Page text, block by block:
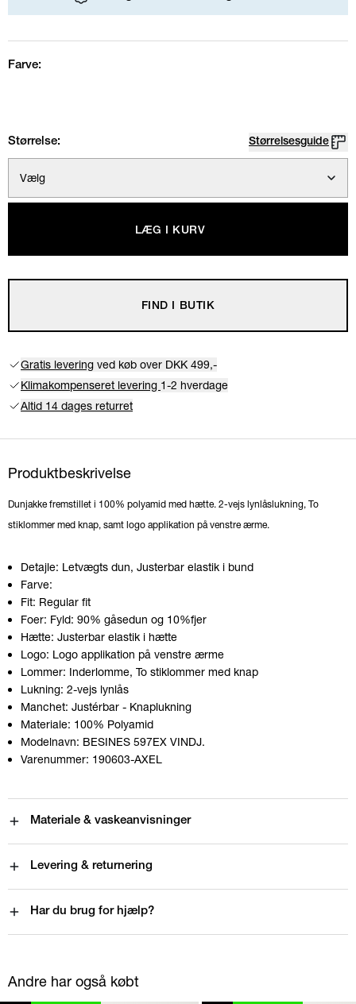
Farve:
Størrelse: Størrelsesguide
Vælg
LÆG I KURV
FIND I BUTIK
Gratis levering ved køb over DKK 499,-
Klimakompenseret levering 1-2 hverdage
Altid 14 dages returret
Produktbeskrivelse
Dunjakke fremstillet i 100% polyamid med hætte. 2-vejs lynlåslukning, To
stiklommer med knap, samt logo applikation på venstre ærme.
Detajle: Letvægts dun, Justerbar elastik i bund
Farve:
Fit: Regular fit
Foer: Fyld: 90% gåsedun og 10%fjer
Hætte: Justerbar elastik i hætte
Logo: Logo applikation på venstre ærme
Lommer: Inderlomme, To stiklommer med knap
Lukning: 2-vejs lynlås
Manchet: Justérbar - Knaplukning
Materiale: 100% Polyamid
Modelnavn: BESINES 597EX VINDJ.
Varenummer: 190603-AXEL
Materiale & vaskeanvisninger
Levering & returnering
Har du brug for hjælp?
Andre har også købt